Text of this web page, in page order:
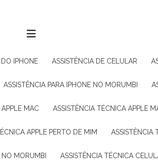
DO IPHONE ASSISTÊNCIA DE CELULAR
ASSISTÊNCIA PARA IPHONE NO MORUMBI
APPLE MAC ASSISTÊNCIA TÉCNICA APPLE
APPLE PERTO DE MIM
NO MORUMBI ASSISTÊNCIA TÉCNICA